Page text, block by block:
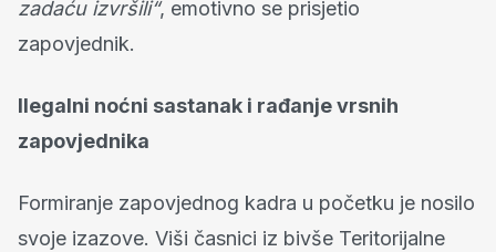
zadaću izvršili“, emotivno se prisjetio
zapovjednik.
Ilegalni noćni sastanak i rađanje vrsnih
zapovjednika
Formiranje zapovjednog kadra u početku je nosilo
svoje izazove. Viši časnici iz bivše Teritorijalne